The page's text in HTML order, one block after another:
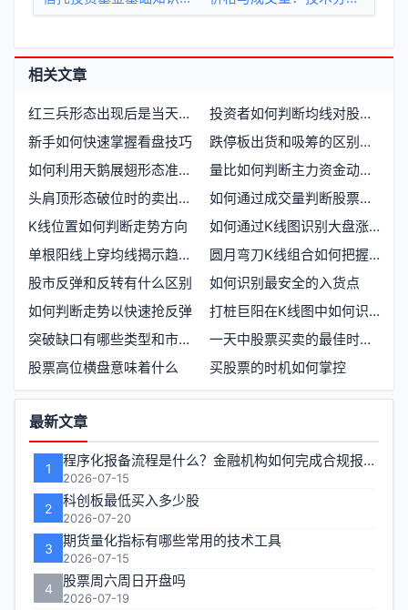
相关文章
红三兵形态出现后是当天买入还是次日买入更合适
投资者如何判断均线对股价的阻力卖点
新手如何快速掌握看盘技巧
跌停板出货和吸筹的区别是什么
如何利用天鹅展翅形态准确抄底买入
量比如何判断主力资金动向与买卖时机
头肩顶形态破位时的卖出决策与市场心理
如何通过成交量判断股票走势趋势
K线位置如何判断走势方向
如何通过K线图识别大盘涨跌趋势
单根阳线上穿均线揭示趋势反转信号
圆月弯刀K线组合如何把握短线买入时机
股市反弹和反转有什么区别
如何识别最安全的入货点
如何判断走势以快速抢反弹
打桩巨阳在K线图中如何识别与应用实战案例解析
突破缺口有哪些类型和市场意义
一天中股票买卖的最佳时间点是什么时候
股票高位横盘意味着什么
买股票的时机如何掌控
功
能
区
最新文章
1 程序化报备流程是什么？金融机构如何完成合规报备
2026-07-15
2 科创板最低买入多少股
2026-07-20
3 期货量化指标有哪些常用的技术工具
2026-07-15
4 股票周六周日开盘吗
2026-07-19